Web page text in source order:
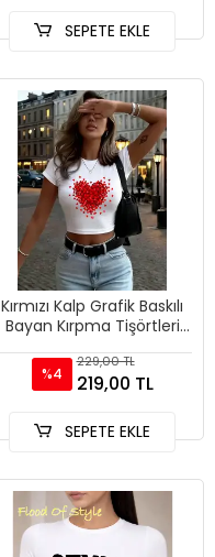
SEPETE EKLE
Kırmızı Kalp Grafik Baskılı
Bayan Kırpma Tişörtleri
Boyun Üstleri Sokak
%4
229,00 TL
219,00 TL
SEPETE EKLE